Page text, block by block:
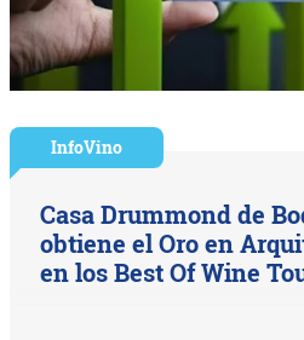
InfoVino
Casa Drummond de
obtiene el Oro en
en los Best Of Wine